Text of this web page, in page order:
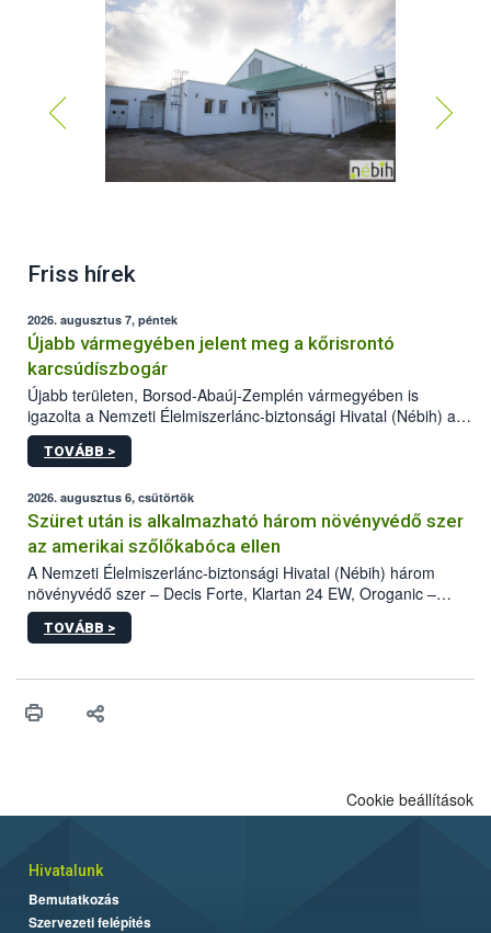
Friss hírek
2026. augusztus 7, péntek
Újabb vármegyében jelent meg a kőrisrontó
karcsúdíszbogár
Újabb területen, Borsod-Abaúj-Zemplén vármegyében is
igazolta a Nemzeti Élelmiszerlánc-biztonsági Hivatal (Nébih) a
kőrisrontó karcsúdíszbogár (Agrilus planipennis) jelenlétét. A
kártevőt nem csak színcsapdában találták meg, de már fertőzött
az intenzív felderítést, emellett az intézkedéseket a szlovák
hatósággal is összehangolják a terjedés megállítása érdekében.
TOVÁBB >
2026. augusztus 6, csütörtök
Szüret után is alkalmazható három növényvédő szer
az amerikai szőlőkabóca ellen
A Nemzeti Élelmiszerlánc-biztonsági Hivatal (Nébih) három
növényvédő szer – Decis Forte, Klartan 24 EW, Oroganic –
engedélyokiratát módosította, így azok a szüretet követően,
egészen a vesszőérettség (BBCH 91) stádiumáig
érésű szőlőkben is legyen lehetőség a károsító elleni további
felhasználók számára is elérhető és ökológiai termesztésben is
TOVÁBB >
Cookie beállítások
Hivatalunk
Bemutatkozás
Szervezeti felépítés